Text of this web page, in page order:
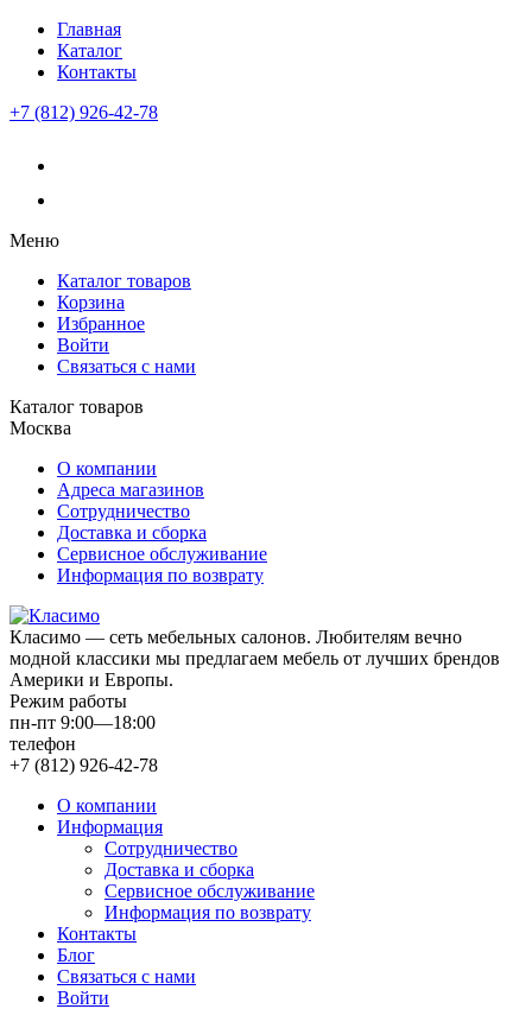
Главная
Каталог
Контакты
+7 (812) 926-42-78
Меню
Каталог товаров
Корзина
Избранное
Войти
Связаться с нами
Каталог товаров
Москва
О компании
Адреса магазинов
Сотрудничество
Доставка и сборка
Сервисное обслуживание
Информация по возврату
Класимо — cеть мебельных салонов. Любителям вечно
модной классики мы предлагаем мебель от лучших брендов
Америки и Европы.
Режим работы
пн-пт 9:00—18:00
телефон
+7 (812) 926-42-78
О компании
Информация
Сотрудничество
Доставка и сборка
Сервисное обслуживание
Информация по возврату
Контакты
Блог
Связаться с нами
Войти